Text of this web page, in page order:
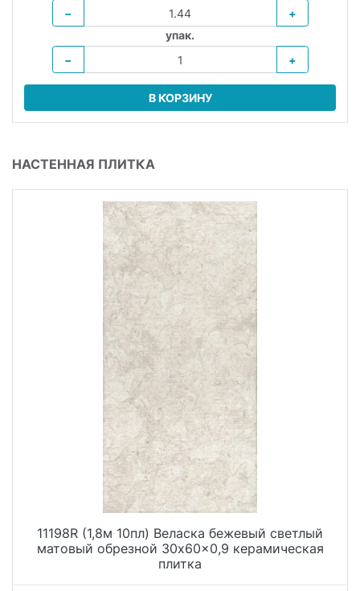
−
+
упак.
−
+
В КОРЗИНУ
НАСТЕННАЯ ПЛИТКА
11198R (1,8м 10пл) Веласка бежевый светлый
матовый обрезной 30x60x0,9 керамическая
плитка